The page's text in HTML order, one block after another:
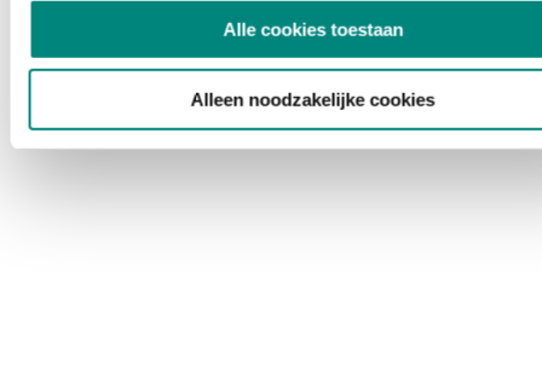
Alle cookies toestaan
Alleen noodzakelijke cookies